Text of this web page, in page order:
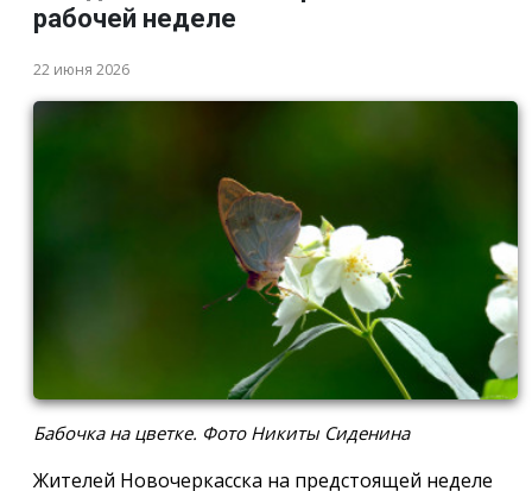
рабочей неделе
22 июня 2026
Бабочка на цветке. Фото Никиты Сиденина
Жителей Новочеркасска на предстоящей неделе